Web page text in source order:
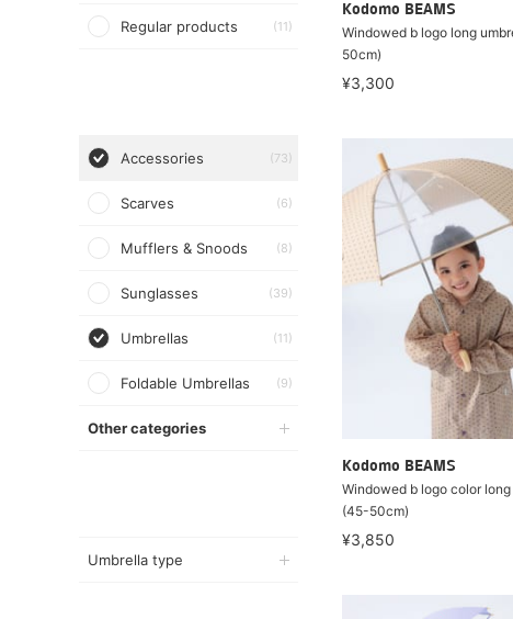
Regular products (11)
Accessories (73)
Scarves (6)
Mufflers & Snoods (8)
Sunglasses (39)
Umbrellas (11)
Foldable Umbrellas (9)
Other categories
Umbrella type
Kodomo BEAMS
Windowed b logo long
50cm)
¥3,300
Kodomo BEAMS
Windowed b logo color
(45-50cm)
¥3,850